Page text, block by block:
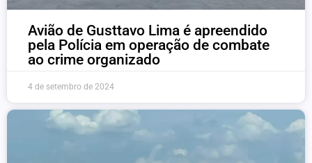
Avião de Gusttavo Lima é apreendido
pela Polícia em operação de combate
ao crime organizado
4 de setembro de 2024